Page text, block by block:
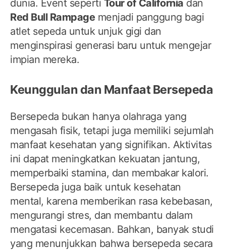
dunia. Event seperti Tour of California dan
Red Bull Rampagemenjadi panggung bagi
atlet sepeda untuk unjuk gigi dan
menginspirasi generasi baru untuk mengejar
impian mereka.
Keunggulan dan Manfaat Bersepeda
Bersepeda bukan hanya olahraga yang
mengasah fisik, tetapi juga memiliki sejumlah
manfaat kesehatan yang signifikan. Aktivitas
ini dapat meningkatkan kekuatan jantung,
memperbaiki stamina, dan membakar kalori.
Bersepeda juga baik untuk kesehatan
mental, karena memberikan rasa kebebasan,
mengurangi stres, dan membantu dalam
mengatasi kecemasan. Bahkan, banyak studi
yang menunjukkan bahwa bersepeda secara